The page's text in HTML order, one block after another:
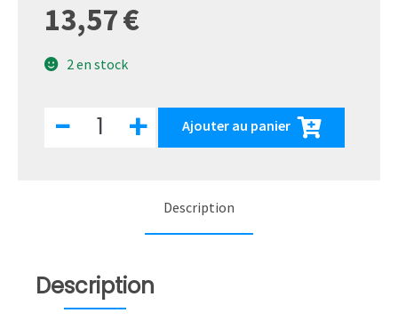
13,57€
2 en stock
-
quantité + Ajouter au panier
Description
Description